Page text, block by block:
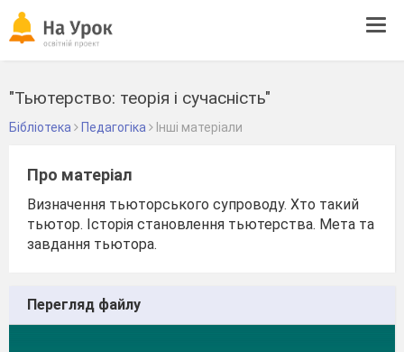
"Тьютерство: теорія і сучасність"
Бібліотека Педагогіка Інші матеріали
Про матеріал
Визначення тьюторського супроводу. Хто такий
тьютор. Історія становлення тьютерства. Мета та
завдання тьютора.
Перегляд файлу